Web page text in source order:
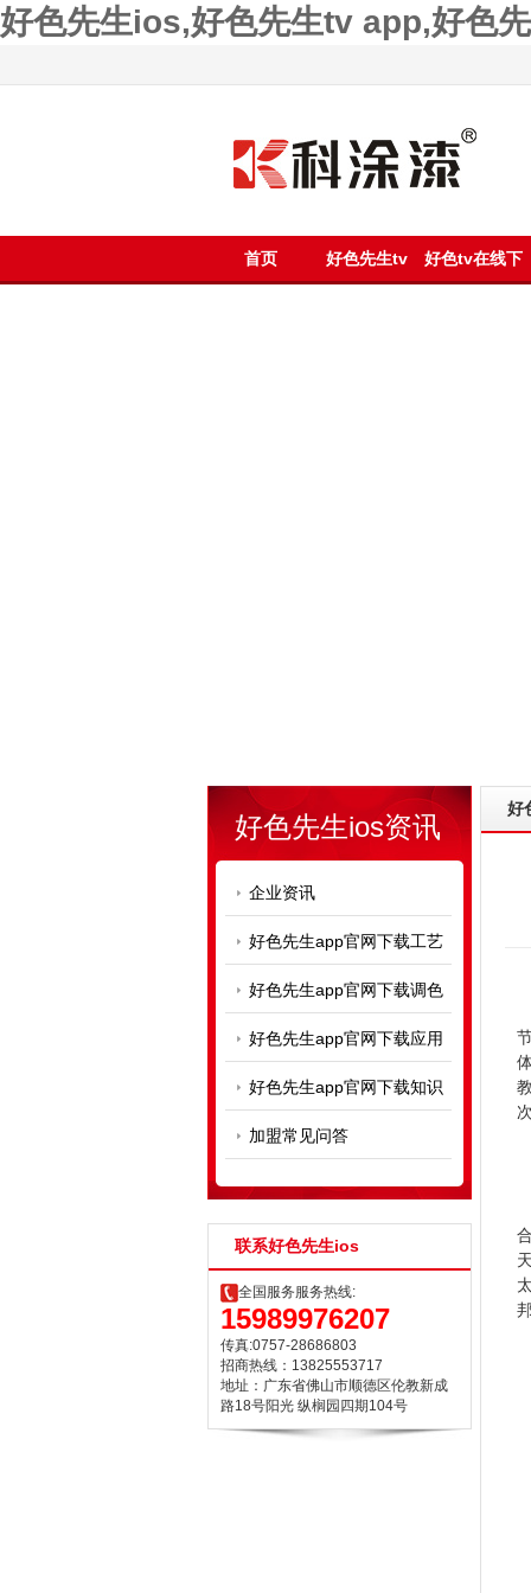
好色先生ios,好色先生tv app,好色
首页 好色先生tv 好色tv在线下
好色先生ios资讯
企业资讯
好色先生app官网下载工艺
好色先生app官网下载调色
好色先生app官网下载应用
好色先生app官网下载知识
加盟常见问答
联系好色先生ios
全国服务服务热线:
15989976207
传真:0757-28686803
招商热线：13825553717
地址：广东省佛山市顺德区伦教新成
路18号阳光 纵榈园四期104号
好